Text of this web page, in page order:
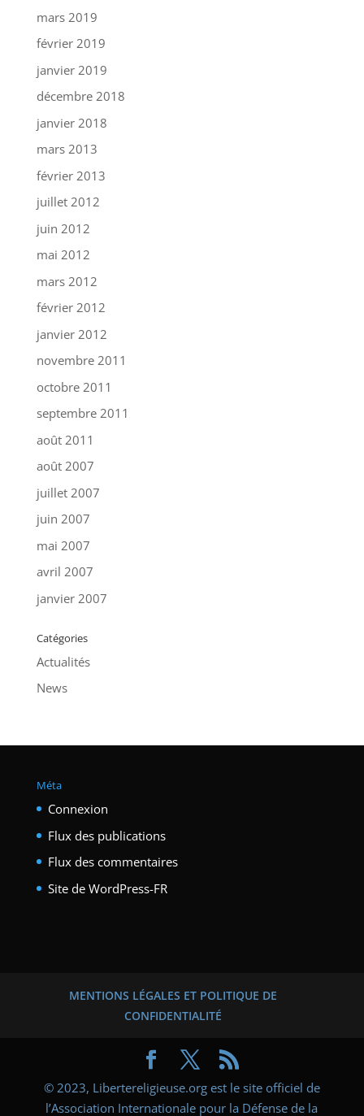
mars 2019
février 2019
janvier 2019
décembre 2018
janvier 2018
mars 2013
février 2013
juillet 2012
juin 2012
mai 2012
mars 2012
février 2012
janvier 2012
novembre 2011
octobre 2011
septembre 2011
août 2011
août 2007
juillet 2007
juin 2007
mai 2007
avril 2007
janvier 2007
Catégories
Actualités
News
Méta
Connexion
Flux des publications
Flux des commentaires
Site de WordPress-FR
MENTIONS LÉGALES ET POLITIQUE DE
CONFIDENTIALITÉ
© 2023, Libertereligieuse.org est le site officiel de
l’Association Internationale pour la Défense de la